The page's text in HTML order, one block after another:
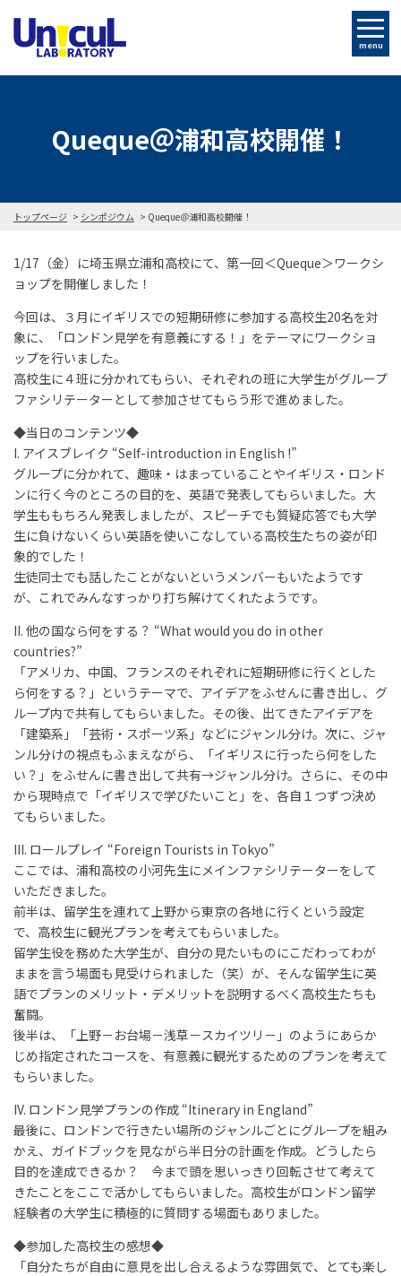
menu
Queque＠浦和高校開催！
トップページ シンポジウム Queque＠浦和高校開催！
1/17（金）に埼玉県立浦和高校にて、第一回＜Queque＞ワークシ
ョップを開催しました！
今回は、３月にイギリスでの短期研修に参加する高校生20名を対
象に、「ロンドン見学を有意義にする！」をテーマにワークショ
ップを行いました。
高校生に４班に分かれてもらい、それぞれの班に大学生がグループ
ファシリテーターとして参加させてもらう形で進めました。
◆当日のコンテンツ◆
I. アイスブレイク “Self-introduction in English !”
グループに分かれて、趣味・はまっていることやイギリス・ロンド
ンに行く今のところの目的を、英語で発表してもらいました。大
学生ももちろん発表しましたが、スピーチでも質疑応答でも大学
生に負けないくらい英語を使いこなしている高校生たちの姿が印
象的でした！
生徒同士でも話したことがないというメンバーもいたようです
が、これでみんなすっかり打ち解けてくれたようです。
II. 他の国なら何をする？ “What would you do in other
countries?”
「アメリカ、中国、フランスのそれぞれに短期研修に行くとした
ら何をする？」というテーマで、アイデアをふせんに書き出し、グ
ループ内で共有してもらいました。その後、出てきたアイデアを
「建築系」「芸術・スポーツ系」などにジャンル分け。次に、ジャ
ンル分けの視点もふまえながら、「イギリスに行ったら何をした
い？」をふせんに書き出して共有→ジャンル分け。さらに、その中
から現時点で「イギリスで学びたいこと」を、各自１つずつ決め
てもらいました。
III. ロールプレイ “Foreign Tourists in Tokyo”
ここでは、浦和高校の小河先生にメインファシリテーターをして
いただきました。
前半は、留学生を連れて上野から東京の各地に行くという設定
で、高校生に観光プランを考えてもらいました。
留学生役を務めた大学生が、自分の見たいものにこだわってわが
ままを言う場面も見受けられました（笑）が、そんな留学生に英
語でプランのメリット・デメリットを説明するべく高校生たちも
奮闘。
後半は、「上野－お台場－浅草－スカイツリ－」のようにあらか
じめ指定されたコースを、有意義に観光するためのプランを考えて
もらいました。
IV. ロンドン見学プランの作成 “Itinerary in England”
最後に、ロンドンで行きたい場所のジャンルごとにグループを組み
かえ、ガイドブックを見ながら半日分の計画を作成。どうしたら
目的を達成できるか？ 今まで頭を思いっきり回転させて考えて
きたことをここで活かしてもらいました。高校生がロンドン留学
経験者の大学生に積極的に質問する場面もありました。
◆参加した高校生の感想◆
「自分たちが自由に意見を出し合えるような雰囲気で、とても楽し